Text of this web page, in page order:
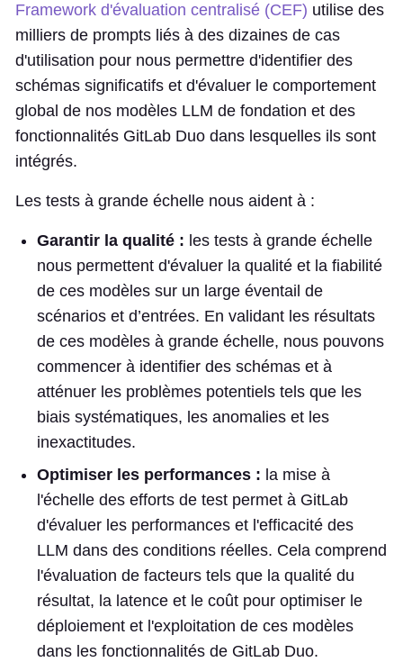
Framework d'évaluation centralisé (CEF) utilise des
milliers de prompts liés à des dizaines de cas
d'utilisation pour nous permettre d'identifier des
schémas significatifs et d'évaluer le comportement
global de nos modèles LLM de fondation et des
fonctionnalités GitLab Duo dans lesquelles ils sont
intégrés.
Les tests à grande échelle nous aident à :
Garantir la qualité : les tests à grande échelle
nous permettent d'évaluer la qualité et la fiabilité
de ces modèles sur un large éventail de
scénarios et d’entrées. En validant les résultats
de ces modèles à grande échelle, nous pouvons
commencer à identifier des schémas et à
atténuer les problèmes potentiels tels que les
biais systématiques, les anomalies et les
inexactitudes.
Optimiser les performances : la mise à
l'échelle des efforts de test permet à GitLab
d'évaluer les performances et l'efficacité des
LLM dans des conditions réelles. Cela comprend
l'évaluation de facteurs tels que la qualité du
résultat, la latence et le coût pour optimiser le
déploiement et l'exploitation de ces modèles
dans les fonctionnalités de GitLab Duo.